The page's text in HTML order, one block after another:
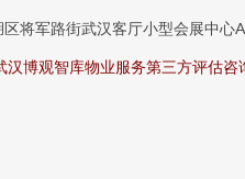
将军路街武汉客厅小型会展中心
汉博观智库物业服务第三方评估咨